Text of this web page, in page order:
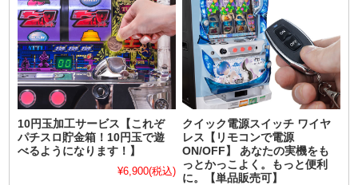
10円玉加工サービス【これぞ
パチスロ貯金箱！10円玉で遊
べるようになります！】
¥6,900(税込)
クイック電源スイッチ ワイヤ
レス【リモコンで電源
ON/OFF】 あなたの実機をも
っとかっこよく。もっと便利
に。【単品販売可】